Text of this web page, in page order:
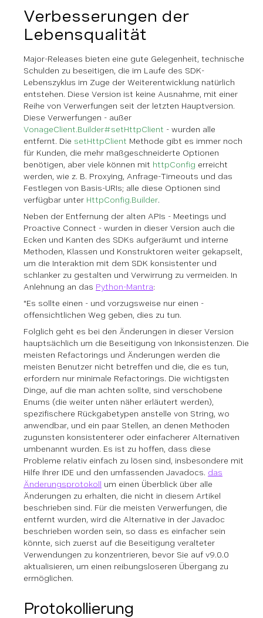
Verbesserungen der
Lebensqualität
Major-Releases bieten eine gute Gelegenheit, technische
Schulden zu beseitigen, die im Laufe des SDK-
Lebenszyklus im Zuge der Weiterentwicklung natürlich
entstehen. Diese Version ist keine Ausnahme, mit einer
Reihe von Verwerfungen seit der letzten Hauptversion.
Diese Verwerfungen - außer
VonageClient.Builder#setHttpClient - wurden alle
entfernt. Die setHttpClient Methode gibt es immer noch
für Kunden, die mehr maßgeschneiderte Optionen
benötigen, aber viele können mit httpConfig erreicht
werden, wie z. B. Proxying, Anfrage-Timeouts und das
Festlegen von Basis-URIs; alle diese Optionen sind
verfügbar unter HttpConfig.Builder.
Neben der Entfernung der alten APIs - Meetings und
Proactive Connect - wurden in dieser Version auch die
Ecken und Kanten des SDKs aufgeräumt und interne
Methoden, Klassen und Konstruktoren weiter gekapselt,
um die Interaktion mit dem SDK konsistenter und
schlanker zu gestalten und Verwirrung zu vermeiden. In
Anlehnung an das Python-Mantra:
"Es sollte einen - und vorzugsweise nur einen -
offensichtlichen Weg geben, dies zu tun.
Folglich geht es bei den Änderungen in dieser Version
hauptsächlich um die Beseitigung von Inkonsistenzen. Die
meisten Refactorings und Änderungen werden die
meisten Benutzer nicht betreffen und die, die es tun,
erfordern nur minimale Refactorings. Die wichtigsten
Dinge, auf die man achten sollte, sind verschobene
Enums (die weiter unten näher erläutert werden),
spezifischere Rückgabetypen anstelle von String, wo
anwendbar, und ein paar Stellen, an denen Methoden
zugunsten konsistenterer oder einfacherer Alternativen
umbenannt wurden. Es ist zu hoffen, dass diese
Probleme relativ einfach zu lösen sind, insbesondere mit
Hilfe Ihrer IDE und den umfassenden Javadocs. das
Änderungsprotokoll um einen Überblick über alle
Änderungen zu erhalten, die nicht in diesem Artikel
beschrieben sind. Für die meisten Verwerfungen, die
entfernt wurden, wird die Alternative in der Javadoc
beschrieben worden sein, so dass es einfacher sein
könnte, sich zuerst auf die Beseitigung veralteter
Verwendungen zu konzentrieren, bevor Sie auf v9.0.0
aktualisieren, um einen reibungsloseren Übergang zu
ermöglichen.
Protokollierung